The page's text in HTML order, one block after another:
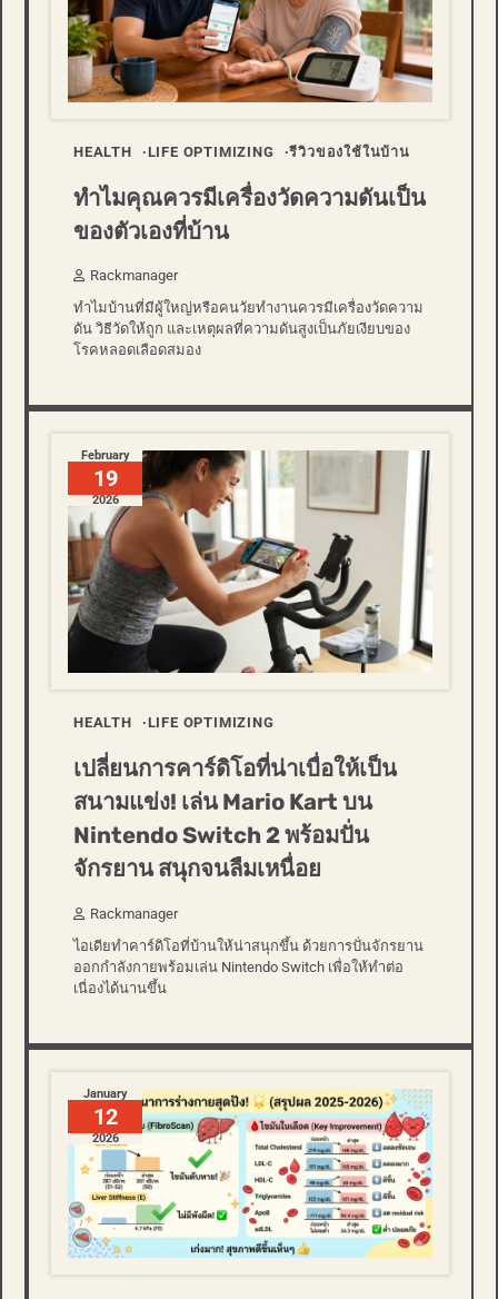
HEALTH LIFE OPTIMIZING รีวิวของใช้ในบ้าน
ทำไมคุณควรมีเครื่องวัดความดันเป็น
ของตัวเองที่บ้าน
Rackmanager
ทำไมบ้านที่มีผู้ใหญ่หรือคนวัยทำงานควรมีเครื่องวัดความ
ดัน วิธีวัดให้ถูก และเหตุผลที่ความดันสูงเป็นภัยเงียบของ
โรคหลอดเลือดสมอง
February
19
2026
HEALTH LIFE OPTIMIZING
เปลี่ยนการคาร์ดิโอที่น่าเบื่อให้เป็น
สนามแข่ง! เล่น Mario Kart บน
Nintendo Switch 2 พร้อมปั่น
จักรยาน สนุกจนลืมเหนื่อย
Rackmanager
ไอเดียทำคาร์ดิโอที่บ้านให้น่าสนุกขึ้น ด้วยการปั่นจักรยาน
ออกกำลังกายพร้อมเล่น Nintendo Switch เพื่อให้ทำต่อ
เนื่องได้นานขึ้น
January
12
2026